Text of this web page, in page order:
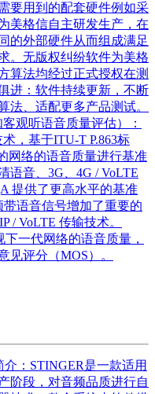
要用到的配套硬件例如采
美格信自主研发生产，在
的外部硬件从而组成满足
。无版权纠纷软件为美格
算法均经过正式授权在测
进：软件持续更新，不断
法、适配更多产品测试。
观听语音质量评估）：
，基于ITU-T P.863标
网络的语音质量进行基准
语音、3G、4G / VoLTE
提供了更高水平的基准
语音信号增加了重要的
/ VoLTE 传输技术。
一代网络的语音质量，
见评分（MOS）。
：STINGER是一款适用
阶段，对音频品质进行自